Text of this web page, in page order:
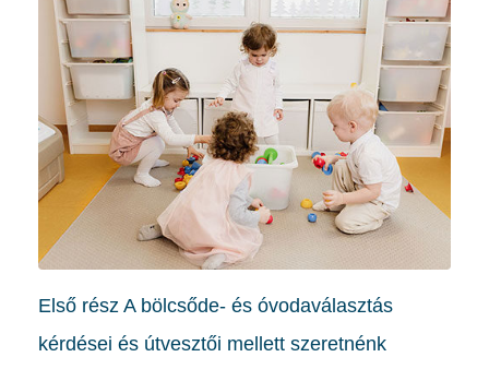
Első rész A bölcsőde- és óvodaválasztás
kérdései és útvesztői mellett szeretnénk